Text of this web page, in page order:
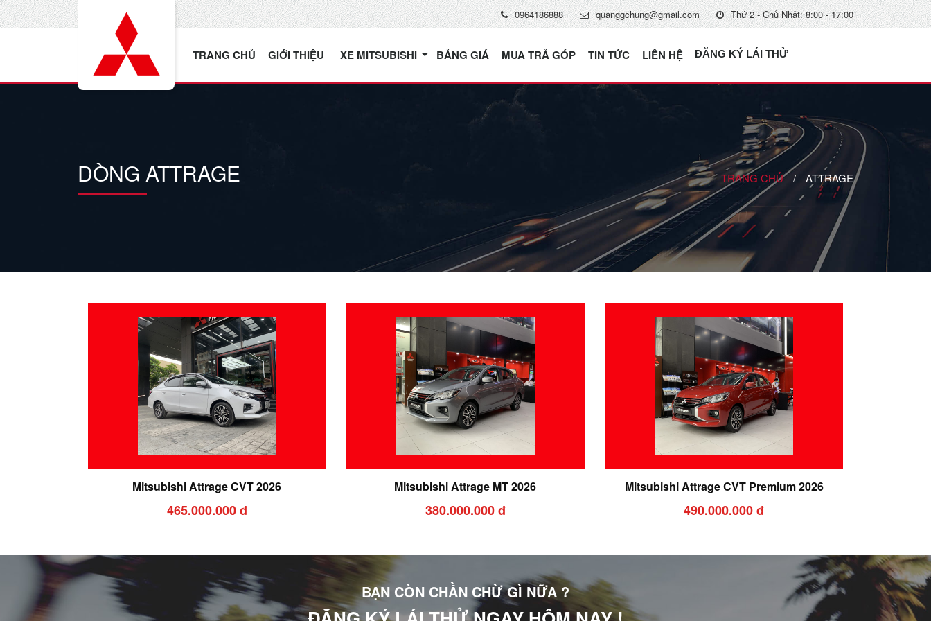
0964186888 quanggchung@gmail.com Thứ 2 - Chủ Nhật: 8:00 - 17:00
TRANG CHỦ GIỚI THIỆU XE MITSUBISHI BẢNG GIÁ MUA TRẢ GÓP TIN TỨC LIÊN HỆ ĐĂNG KÝ LÁI THỬ
DÒNG ATTRAGE TRANG CHỦ / ATTRAGE
Mitsubishi Attrage CVT 2026
465.000.000 đ
Mitsubishi Attrage MT 2026
380.000.000 đ
Mitsubishi Attrage CVT Premium 2026
490.000.000 đ
BẠN CÒN CHẦN CHỪ GÌ NỮA ?